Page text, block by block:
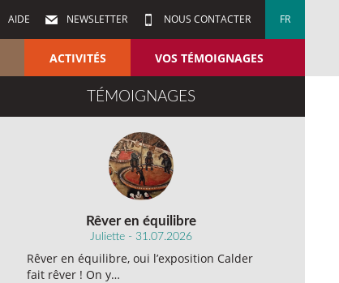
AIDE NEWSLETTER NOUS CONTACTER FR
ACTIVITÉS VOS TÉMOIGNAGES
TÉMOIGNAGES
Rêver en équilibre
Juliette - 31.07.2026
Rêver en équilibre, oui l’exposition Calder
fait rêver ! On y…